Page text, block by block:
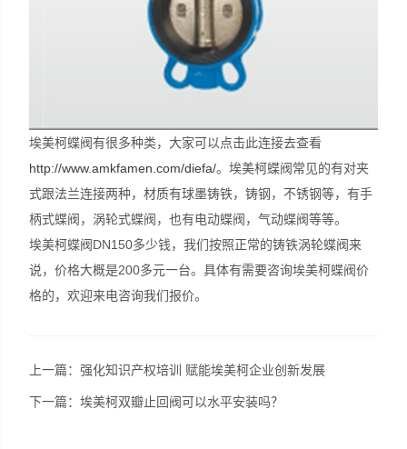
埃美柯蝶阀有很多种类，大家可以点击此连接去查看
http://www.amkfamen.com/diefa/。埃美柯蝶阀常见的有对夹
式跟法兰连接两种，材质有球墨铸铁，铸钢，不锈钢等，有手
柄式蝶阀，涡轮式蝶阀，也有电动蝶阀，气动蝶阀等等。
埃美柯蝶阀DN150多少钱，我们按照正常的铸铁涡轮蝶阀来
说，价格大概是200多元一台。具体有需要咨询埃美柯蝶阀价
格的，欢迎来电咨询我们报价。
上一篇：强化知识产权培训 赋能埃美柯企业创新发展
下一篇：埃美柯双瓣止回阀可以水平安装吗？